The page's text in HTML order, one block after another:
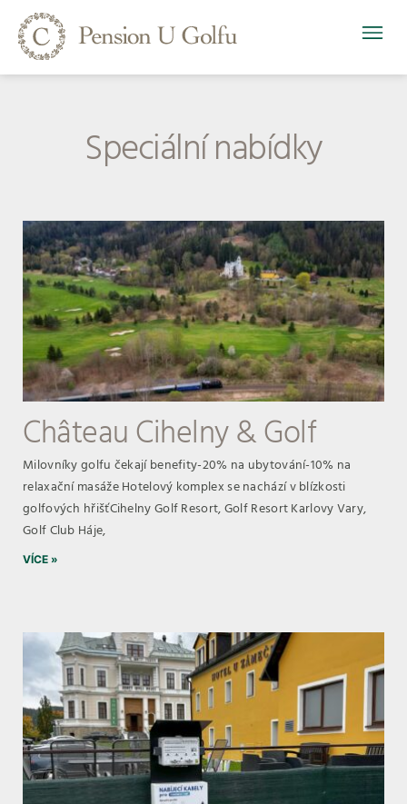
Speciální nabídky
Château Cihelny & Golf
Milovníky golfu čekají benefity-20% na ubytování-10% na
relaxační masáže Hotelový komplex se nachází v blízkosti
golfových hřišťCihelny Golf Resort, Golf Resort Karlovy Vary,
Golf Club Háje,
VÍCE »